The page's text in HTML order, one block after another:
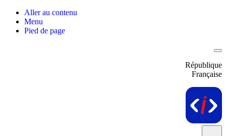
Aller au contenu
Menu
Pied de page
République
Française